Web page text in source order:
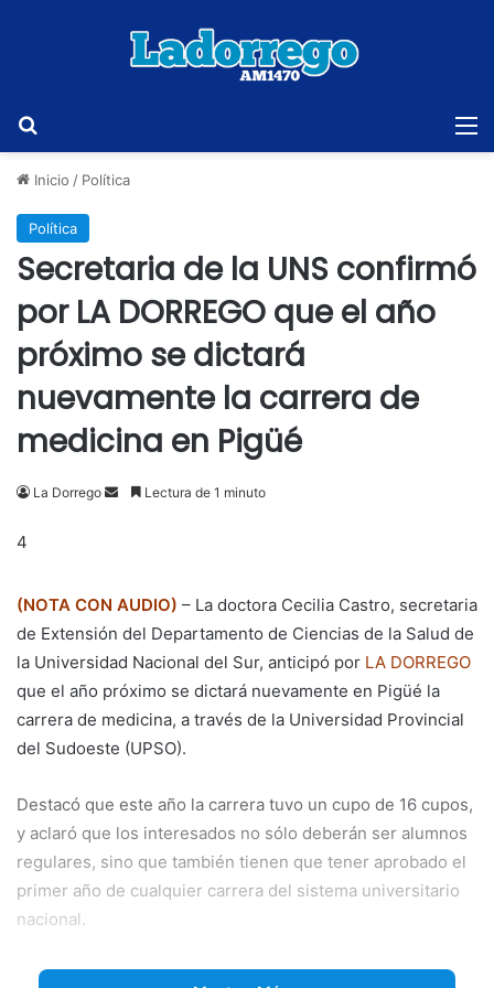
Inicio / Política
Política
Secretaria de la UNS confirmó
por LA DORREGO que el año
próximo se dictará
nuevamente la carrera de
medicina en Pigüé
La Dorrego
SendLectura de 1 minuto
4
(NOTA CON AUDIO) – La doctora Cecilia Castro, secretaria
de Extensión del Departamento de Ciencias de la Salud de
la Universidad Nacional del Sur, anticipó por LA DORREGO
que el año próximo se dictará nuevamente en Pigüé la
carrera de medicina, a través de la Universidad Provincial
del Sudoeste (UPSO).
Destacó que este año la carrera tuvo un cupo de 16 cupos,
y aclaró que los interesados no sólo deberán ser alumnos
regulares, sino que también tienen que tener aprobado el
primer año de cualquier carrera del sistema universitario
nacional.
Dijo que la carrera es gratuita y tiene una duración de 6